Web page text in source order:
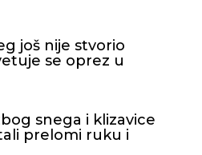
još nije stvorio
se oprez u
snega i klizavice
prelomi ruku i